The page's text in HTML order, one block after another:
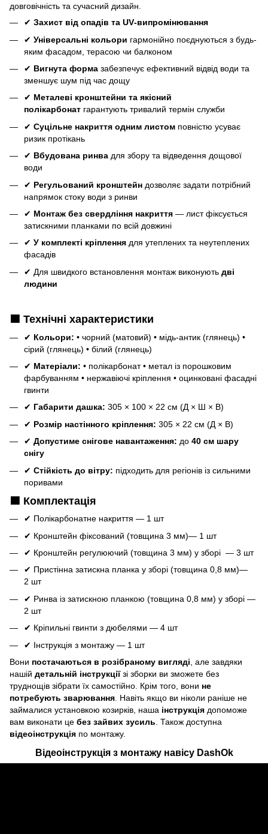
довговічність та сучасний дизайн.
✔ Захист від опадів та UV‑випромінювання
✔ Універсальні кольори гармонійно поєднуються з будь-
яким фасадом, терасою чи балконом
✔ Вигнута форма забезпечує ефективний відвід води та
зменшує шум під час дощу
✔ Металеві кронштейни та якісний
полікарбонат гарантують тривалий термін служби
✔ Суцільне накриття одним листом повністю усуває
ризик протікань
✔ Вбудована ринва для збору та відведення дощової
води
✔ Регульований кронштейн дозволяє задати потрібний
напрямок стоку води з ринви
✔ Монтаж без свердління накриття — лист фіксується
затискними планками по всій довжині
✔ У комплекті кріплення для утеплених та неутеплених
фасадів
✔ Для швидкого встановлення монтаж виконують дві
людини
Технічні характеристики
✔ Кольори: • чорний (матовий) • мідь‑антик (глянець) •
сірий (глянець) • білий (глянець)
✔ Матеріали: • полікарбонат • метал із порошковим
фарбуванням • нержавіючі кріплення • оцинковані фасадні
гвинти
✔ Габарити дашка: 305 × 100 × 22 см (Д × Ш × В)
✔ Розмір настінного кріплення: 305 × 22 см (Д × В)
✔ Допустиме снігове навантаження: до 40 см шару
снігу
✔ Стійкість до вітру: підходить для регіонів із сильними
поривами
🟦 Комплектація
✔ Полікарбонатне накриття — 1 шт
✔ Кронштейн фіксований (товщина 3 мм)— 1 шт
✔ Кронштейн регулюючий (товщина 3 мм) у зборі — 3 шт
✔ Пристінна затискна планка у зборі (товщина 0,8 мм)—
2 шт
✔ Ринва із затискною планкою (товщина 0,8 мм) у зборі —
2 шт
✔ Кріпильні гвинти з дюбелями — 4 шт
✔ Інструкція з монтажу — 1 шт
Вони постачаються в розібраному вигляді , але завдяки
нашій детальній інструкціїзі зборки ви зможете без
труднощів зібрати їх самостійно. Крім того, вони не
потребують зварювання . Навіть якщо ви ніколи раніше не
займалися установкою козирків, наша інструкція допоможе
вам виконати це без зайвих зусиль . Також доступна
відеоінструкція по монтажу.
Відеоінструкція з монтажу навісу DashOk